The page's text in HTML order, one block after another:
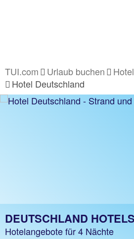
TUI.com Urlaub buchen
Hotel
Hotel Deutschland
DEUTSCHLAND HOTELS
Hotelangebote für 4 Nächte